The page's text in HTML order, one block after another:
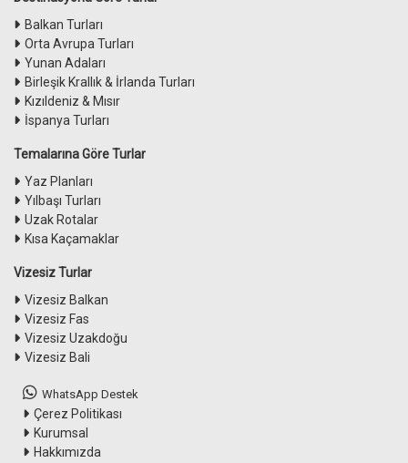
Balkan Turları
Orta Avrupa Turları
Yunan Adaları
Birleşik Krallık & İrlanda Turları
Kızıldeniz & Mısır
İspanya Turları
Temalarına Göre Turlar
Yaz Planları
Yılbaşı Turları
Uzak Rotalar
Kısa Kaçamaklar
Vizesiz Turlar
Vizesiz Balkan
Vizesiz Fas
Vizesiz Uzakdoğu
Vizesiz Bali
WhatsApp Destek
Çerez Politikası
Kurumsal
Hakkımızda